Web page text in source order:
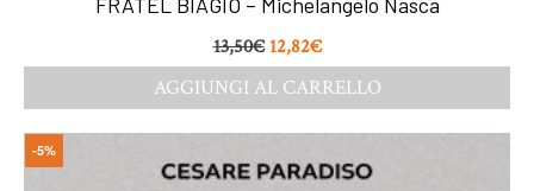
13,50€ 12,82€
AGGIUNGI AL CARRELLO
-5%